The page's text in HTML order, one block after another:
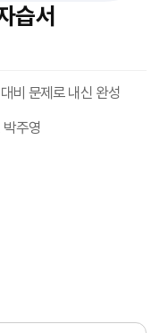
습서
비 문제로 내신 완성
박주영